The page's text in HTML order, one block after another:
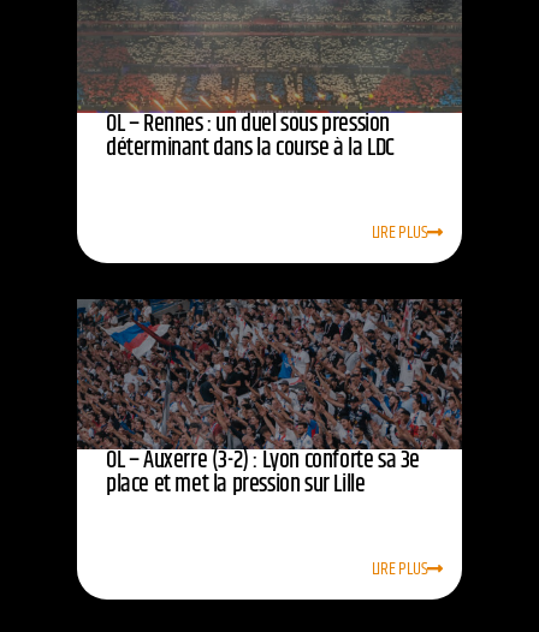
OL – Rennes : un duel sous pression
déterminant dans la course à la LDC
LIRE PLUS
OL – Auxerre (3-2) : Lyon conforte sa 3e
place et met la pression sur Lille
LIRE PLUS